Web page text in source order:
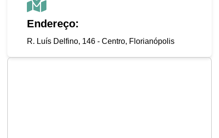
Endereço:
R. Luís Delfino, 146 - Centro, Florianópolis